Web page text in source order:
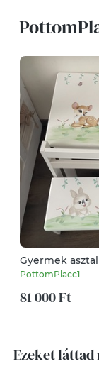
Gyermek
PottomPlacc1
81 000 Ft
Ezeket láttad